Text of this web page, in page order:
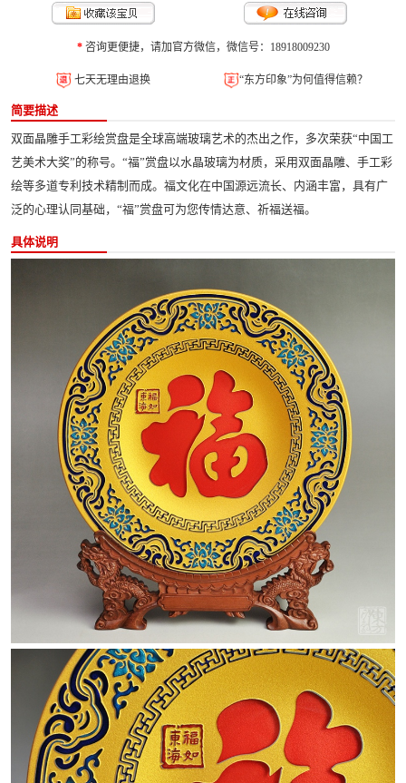
*咨询更便捷，请加官方微信，微信号：18918009230
七天无理由退换 “东方印象”为何值得信赖？
简要描述
双面晶雕手工彩绘赏盘是全球高端玻璃艺术的杰出之作，多次荣获“中国工
艺美术大奖”的称号。“福”赏盘以水晶玻璃为材质，采用双面晶雕、手工彩
绘等多道专利技术精制而成。福文化在中国源远流长、内涵丰富，具有广
泛的心理认同基础，“福”赏盘可为您传情达意、祈福送福。
具体说明